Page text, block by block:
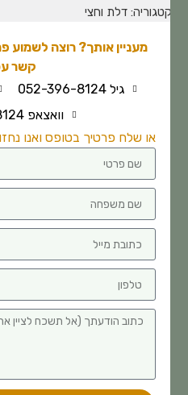
דלת וחצי
מעניין אותך? רוצה לשמוע
קשר
גיל 052-396-8124
וואצאפ 052-396-8124
או שלח פרטיך בטופס ואנו נחזור